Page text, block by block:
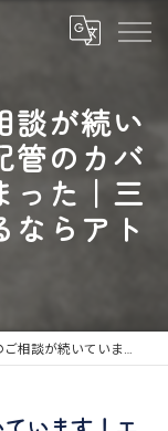
談が続い
管のカバ
った｜三
ならアト
バーが外れて落ちてしまった｜三重県でリフォームするならアトラ